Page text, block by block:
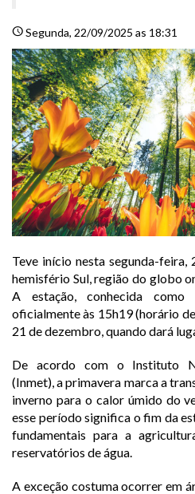
scheduleSegunda, 22/09/2025 as 18:31
Teve início nesta segunda-
hemisfério Sul, região do globo
A estação, conhecida como
oficialmente às 15h19 (horário
21 de dezembro, quando dará
De acordo com o Instituto
(Inmet), a primavera marca a
inverno para o calor úmido do
esse período significa o fim da
fundamentais para a
reservatórios de água.
A exceção costuma ocorrer em